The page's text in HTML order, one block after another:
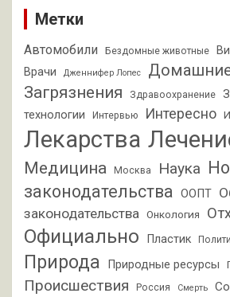
Метки
Автомобили Бездомные животные
Врачи Дженнифер Лопес
Загрязнения
Здравоохранение
технологии
Интервью Интересно
Лекарства
Медицина Москва Наука
законодательства ООПТ
законодательства Онкология
Официально Пластик
Природа Природные ресурсы
Происшествия Россия Смерть